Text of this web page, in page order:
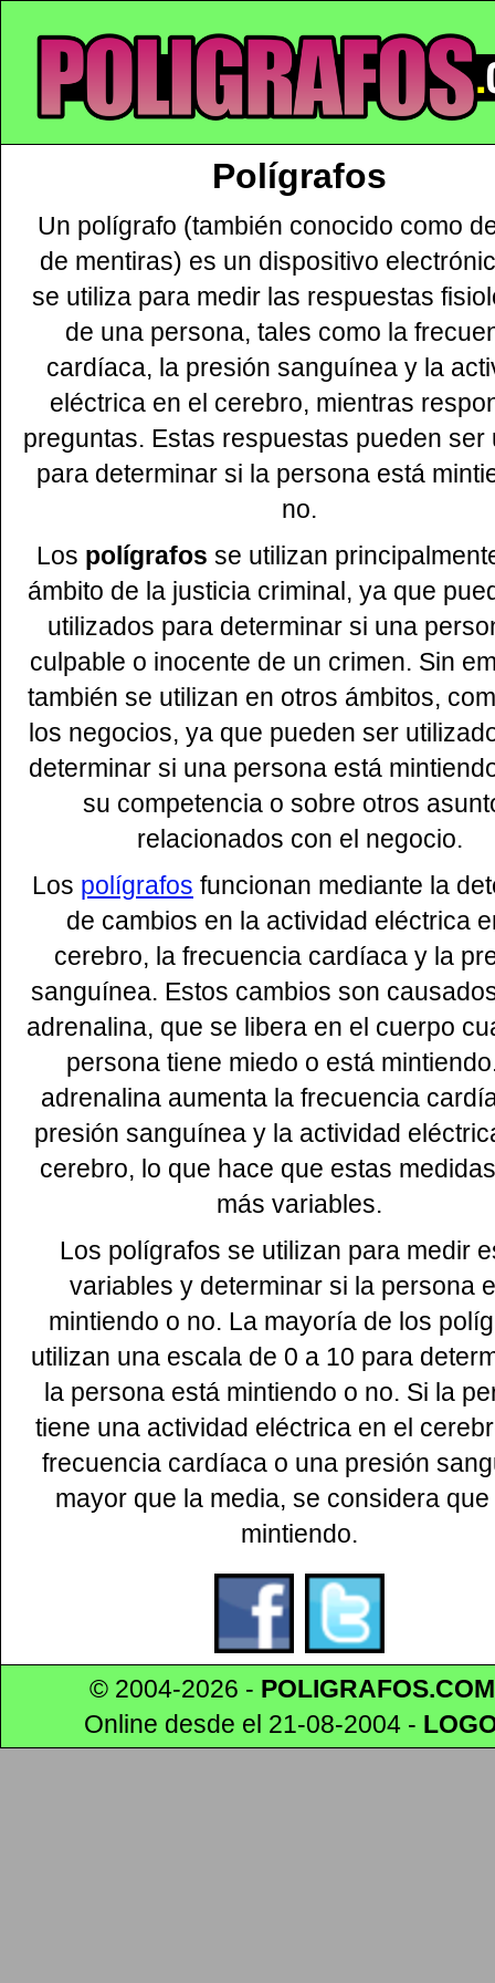
Polígrafos
Un polígrafo (también conocido como
de mentiras) es un dispositivo
se utiliza para medir las respuestas
de una persona, tales como la
cardíaca, la presión sanguínea y la
eléctrica en el cerebro, mientras
preguntas. Estas respuestas pueden ser
para determinar si la persona está
no.
Los polígrafos se utilizan
ámbito de la justicia criminal, ya que
utilizados para determinar si una
culpable o inocente de un crimen. Sin
también se utilizan en otros ámbitos,
los negocios, ya que pueden ser
determinar si una persona está
su competencia o sobre otros
relacionados con el negocio.
Los polígrafos funcionan mediante la
de cambios en la actividad eléctrica
cerebro, la frecuencia cardíaca y la
sanguínea. Estos cambios son
adrenalina, que se libera en el cuerpo
persona tiene miedo o está
adrenalina aumenta la frecuencia
presión sanguínea y la actividad
cerebro, lo que hace que estas
más variables.
Los polígrafos se utilizan para medir
variables y determinar si la persona
mintiendo o no. La mayoría de los
utilizan una escala de 0 a 10 para
la persona está mintiendo o no. Si la
tiene una actividad eléctrica en el
frecuencia cardíaca o una presión
mayor que la media, se considera que
mintiendo.
© 2004-2026 - POLIGRAFOS.COM
Online desde el 21-08-2004 -